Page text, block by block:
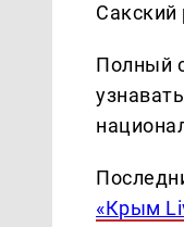
Полный
«Крым